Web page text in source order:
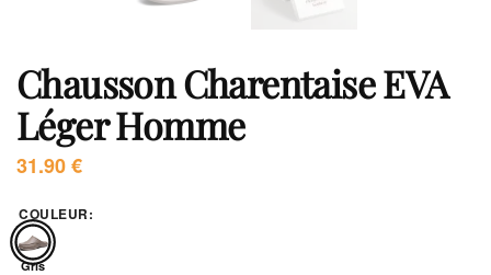
Chausson Charentaise EVA
Léger Homme
31.90€
COULEUR:
Gris